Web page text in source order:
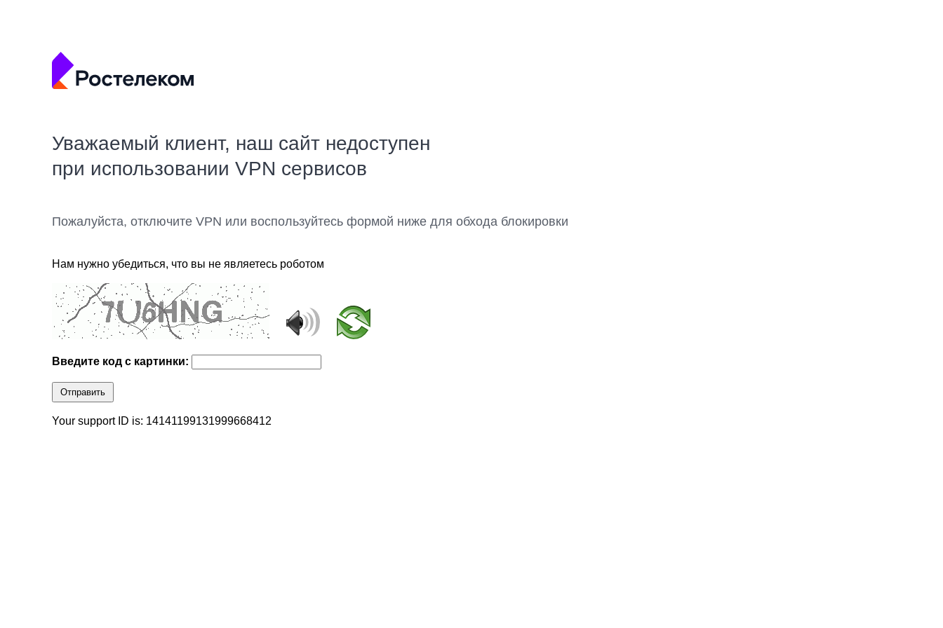
Уважаемый клиент, наш сайт недоступен
при использовании VPN сервисов
Пожалуйста, отключите VPN или воспользуйтесь формой ниже для обхода блокировки
Нам нужно убедиться, что вы не являетесь роботом
Введите код с картинки:
Отправить
Your support ID is: 14141199131999668412